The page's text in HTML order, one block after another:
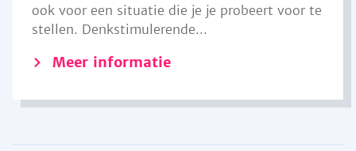
ook voor een situatie die je je probeert voor te
stellen. Denkstimulerende...
Meer informatie